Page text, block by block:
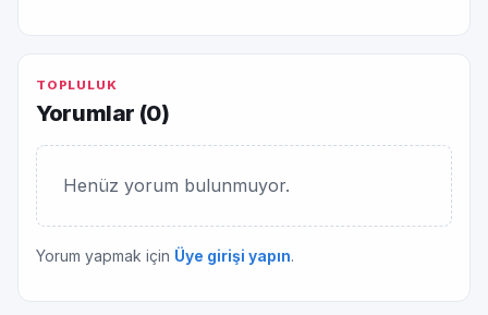
TOPLULUK
Yorumlar (0)
Henüz yorum bulunmuyor.
Yorum yapmak için Üye girişi yapın.